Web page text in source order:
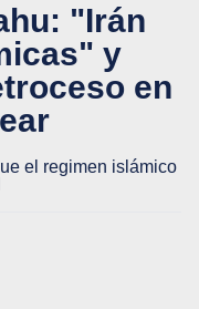
"Irán
y
en
el regimen islámico